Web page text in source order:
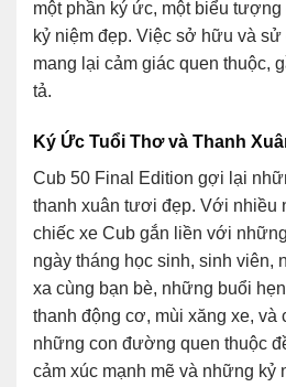
một phần ký ức, một biểu
kỷ niệm đẹp. Việc sở hữu và
mang lại cảm giác quen thuộc,
tả.
Ký Ức Tuổi Thơ và Thanh
Cub 50 Final Edition gợi lại
thanh xuân tươi đẹp. Với nhiều
chiếc xe Cub gắn liền với
ngày tháng học sinh, sinh viên,
xa cùng bạn bè, những buổi
thanh động cơ, mùi xăng xe, và
những con đường quen thuộc
cảm xúc mạnh mẽ và những kỷ